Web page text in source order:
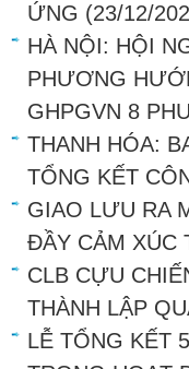
ỨNG (23/12/
HÀ NỘI: HỘI
PHƯƠNG
GHPGVN 8
THANH HÓA:
TỔNG KẾT
GIAO LƯU RA
ĐẦY CẢM XÚC
CLB CỰU
THÀNH LẬP
LỄ TỔNG KẾT